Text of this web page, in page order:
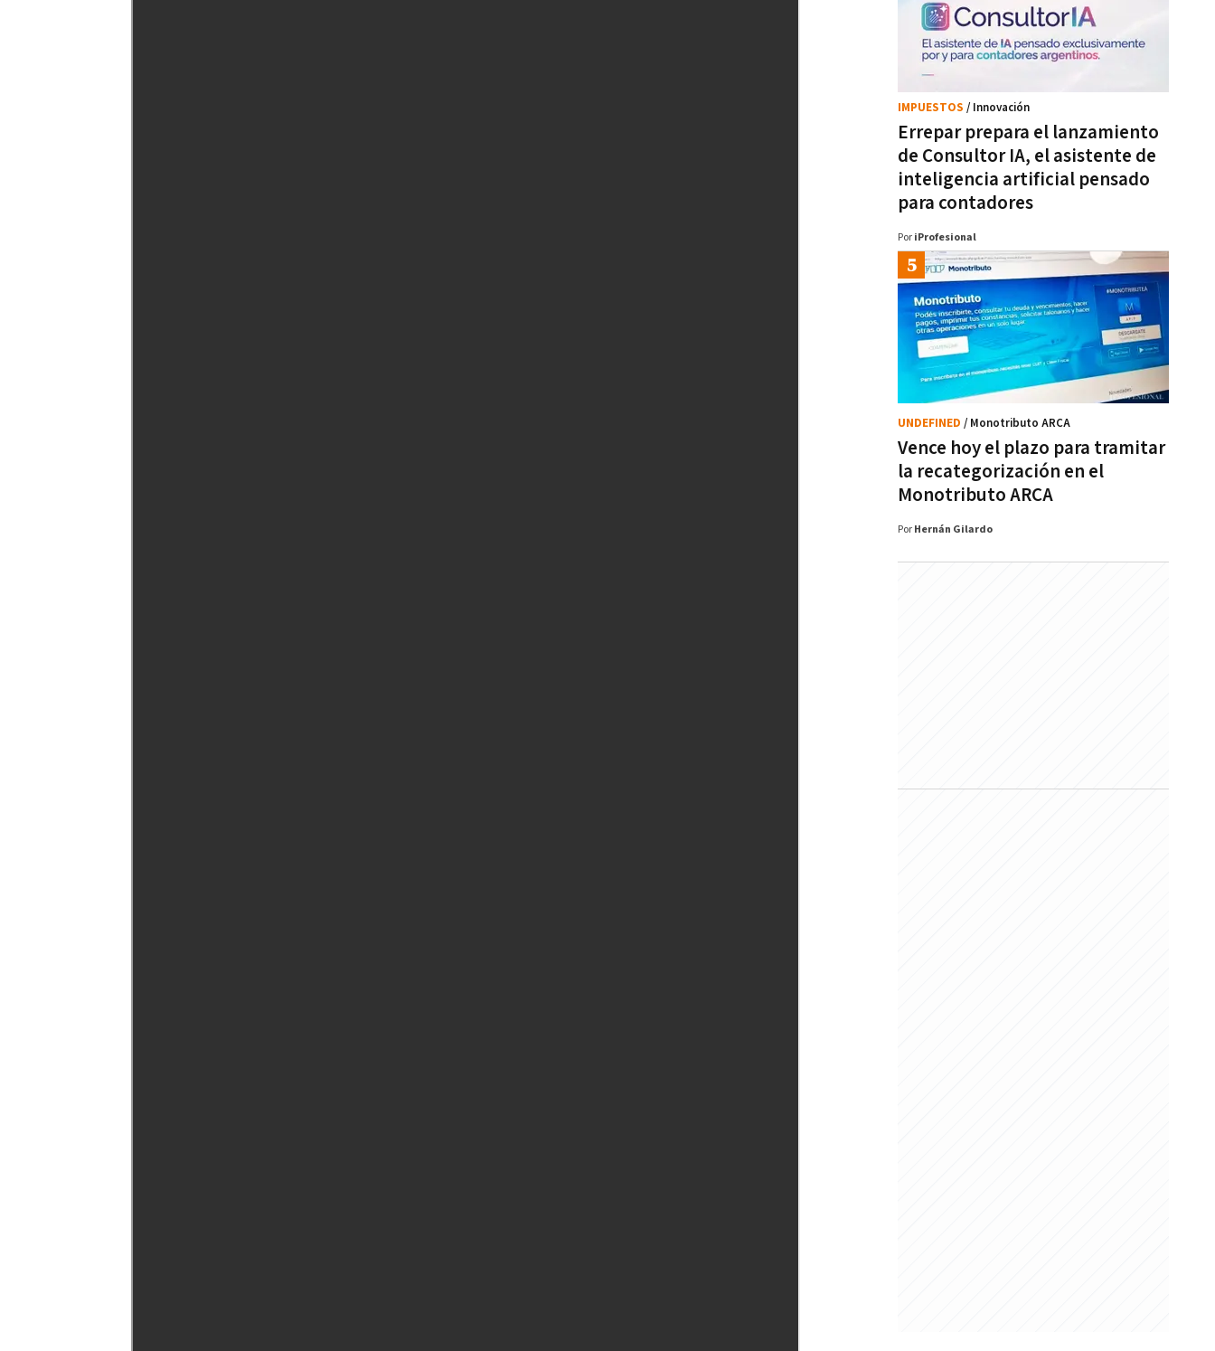
Errepar prepara el lanzamiento
de Consultor IA, el asistente de
inteligencia artificial pensado
para contadores
IMPUESTOS / Innovación
Por iProfesional
Vence hoy el plazo para tramitar
la recategorización en el
Monotributo ARCA
UNDEFINED / Monotributo ARCA
Por Hernán Gilardo